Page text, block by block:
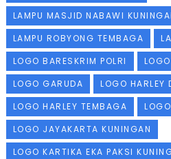
LAMPU MASJID NABAWI
LAMPU ROBYONG TEMBAGA
LOGO BARESKRIM POLRI
LOGO GARUDA
LOGO HARLEY
LOGO HARLEY TEMBAGA
LOGO JAYAKARTA KUNINGAN
LOGO KARTIKA EKA PAKSI